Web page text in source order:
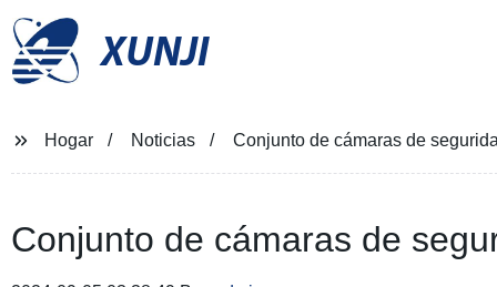
XUNJI
Hogar Noticias Conjunto de cámaras de
Conjunto de cámaras de